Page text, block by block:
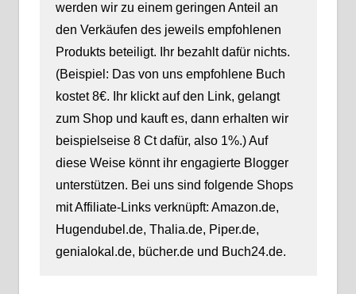
werden wir zu einem geringen Anteil an
den Verkäufen des jeweils empfohlenen
Produkts beteiligt. Ihr bezahlt dafür nichts.
(Beispiel: Das von uns empfohlene Buch
kostet 8€. Ihr klickt auf den Link, gelangt
zum Shop und kauft es, dann erhalten wir
beispielseise 8 Ct dafür, also 1%.) Auf
diese Weise könnt ihr engagierte Blogger
unterstützen. Bei uns sind folgende Shops
mit Affiliate-Links verknüpft: Amazon.de,
Hugendubel.de, Thalia.de, Piper.de,
genialokal.de, bücher.de und Buch24.de.